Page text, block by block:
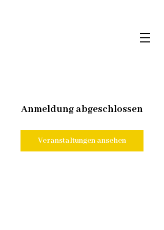
Anmeldung abgeschlossen
Veranstaltungen ansehen